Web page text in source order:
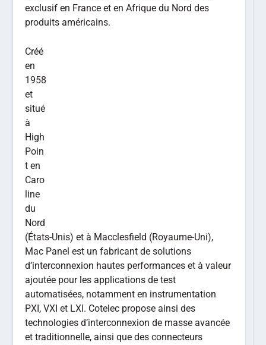
exclusif en France et en Afrique du Nord des
produits américains.
Créé
en
1958
et
situé
à
High
Poin
t en
Caro
line
du
Nord
(États-Unis) et à Macclesfield (Royaume-Uni),
Mac Panel est un fabricant de solutions
d’interconnexion hautes performances et à valeur
ajoutée pour les applications de test
automatisées, notamment en instrumentation
PXI, VXI et LXI. Cotelec propose ainsi des
technologies d’interconnexion de masse avancée
et traditionnelle, ainsi que des connecteurs